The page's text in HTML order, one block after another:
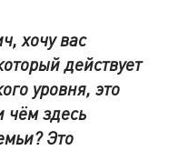
хочу вас
действует
уровня, это
чём здесь
Это